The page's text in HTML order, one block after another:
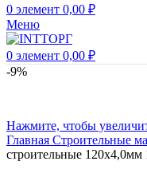
0 элемент 0,00 ₽
Меню
0 элемент 0,00 ₽
-9%
Нажмите, чтобы
Главная Строительные
строительные 120х4,0мм